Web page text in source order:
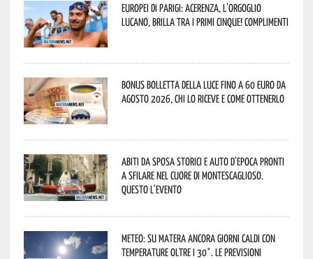
Europei di Parigi: Acerenza, l’orgoglio
lucano, brilla tra i primi cinque! Complimenti
Bonus bolletta della luce fino a 60 euro da
agosto 2026, chi lo riceve e come ottenerlo
Abiti da sposa storici e auto d’epoca pronti
a sfilare nel cuore di Montescaglioso.
Questo l’evento
Meteo: su Matera ancora giorni caldi con
temperature oltre i 30°. Le previsioni